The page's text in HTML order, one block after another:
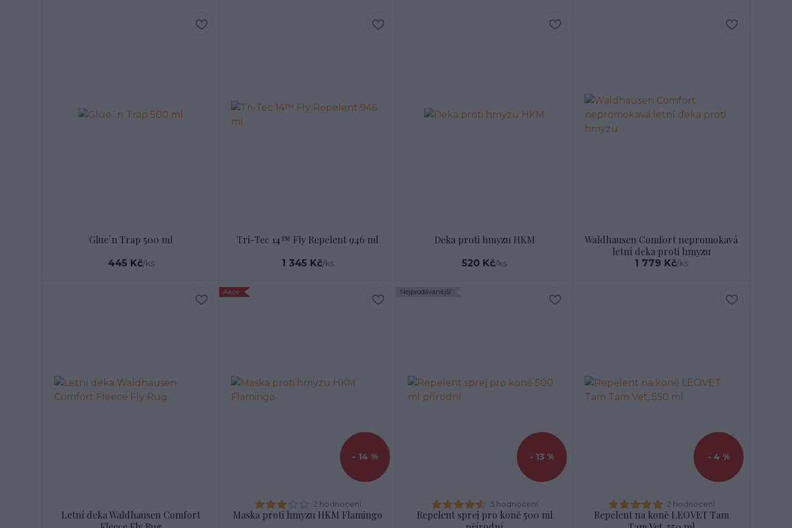
Glue´n Trap 500 ml
445 Kč/ks
Tri-Tec 14™ Fly Repelent 946 ml
1 345 Kč/ks
Deka proti hmyzu HKM
520 Kč/ks
Waldhausen Comfort nepromokavá
letní deka proti hmyzu
1 779 Kč/ks
Letní deka Waldhausen Comfort
Akce
- 14 %
2 hodnocení
Maska proti hmyzu HKM Flamingo
Nejprodávanější
- 13 %
5 hodnocení
Repelent sprej pro koně 500 ml
- 4 %
2 hodnocení
Repelent na koně LEOVET Tam